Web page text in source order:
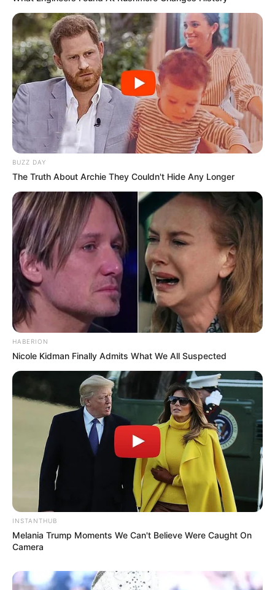
BUZZ DAY
The Truth About Archie They Couldn't Hide Any Longer
HABERION
Nicole Kidman Finally Admits What We All Suspected
INSTANTHUB
Melania Trump Moments We Can't Believe Were Caught On
Camera